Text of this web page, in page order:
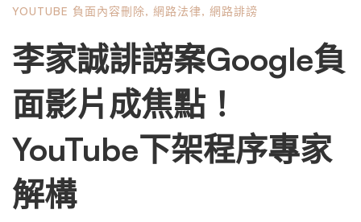
非公眾人物所擁有的先天優勢 與公眾人物相比，非公眾人
往往源於法律對弱勢方的保護。 第三章：刪除路上的層層
關卡：非公眾人物面臨的巨大挑戰 儘管擁有上述優勢，非
公眾人物在實際要求刪除 YouTube 影片的過程中，仍會遭
遇一系列艱鉅的挑戰，這些挑戰橫跨法律、技術、平台政策
與心理層面。 第四章：實戰策略：非公眾人物申請刪除影
片的具體行動指南 面對上述挑戰，非公眾人物並非束手無
策。一套有系統、冷靜且多管齊下的策略，能有效提高成功
刪除影片的機率。 第五章：比較視野：不同司法管轄區對
YOUTUBE 負面內容刪除, 網路法律, 網路誹謗
李家誠誹謗案Google負
面影片成焦點！
YouTube下架程序專家
解構